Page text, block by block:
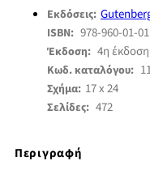
Εκδόσεις:
ISBN: 978-960-01-
Έκδοση: 4η
Κωδ. καταλόγου:
Σχήμα: 17 x 24
Σελίδες: 472
Περιγραφή